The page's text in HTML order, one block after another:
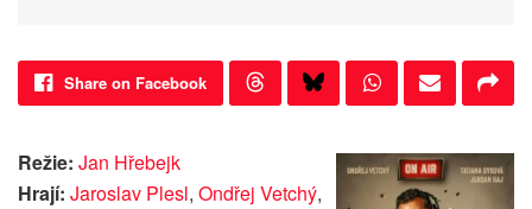
Share on Facebook
Režie: Jan Hřebejk
Hrají: Jaroslav Plesl, Ondřej Vetchý,